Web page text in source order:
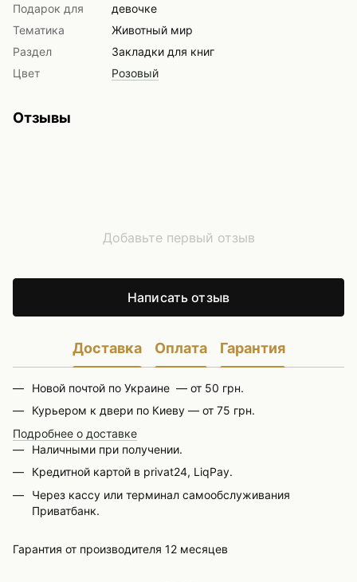
Подарок для
девочке
Тематика
Животный мир
Раздел
Закладки для книг
Цвет
Розовый
Отзывы
Добавьте первый отзыв
Написать отзыв
Доставка Оплата Гарантия
Новой почтой по Украине — от 50 грн.
Курьером к двери по Киеву — от 75 грн.
Подробнее о доставке
Наличными при получении.
Кредитной картой в privat24, LiqPay.
Через кассу или терминал самообслуживания
Приватбанк.
Гарантия от производителя 12 месяцев